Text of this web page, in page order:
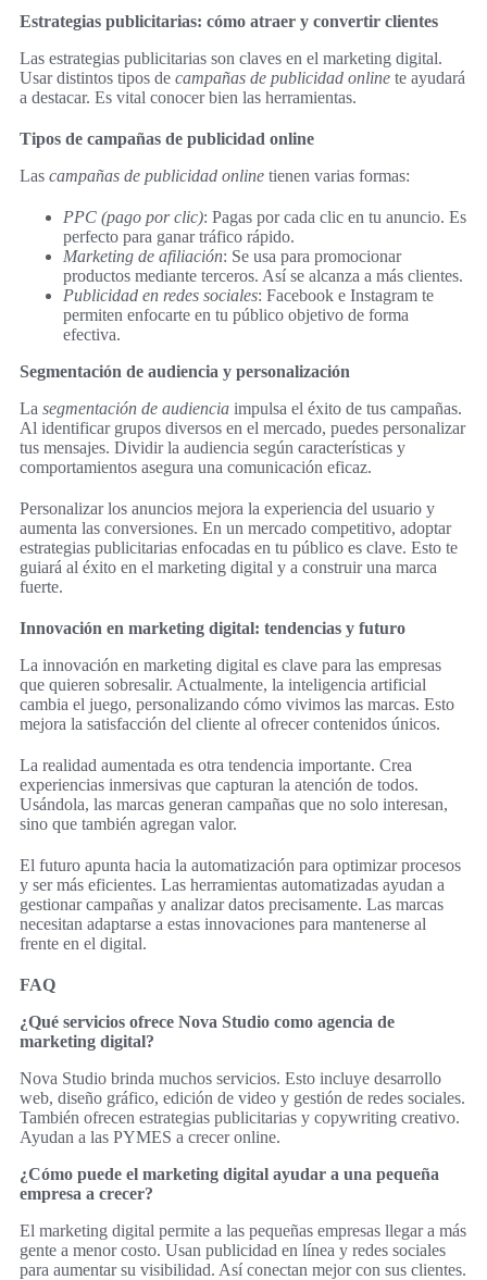
Estrategias publicitarias: cómo atraer y convertir clientes
Las estrategias publicitarias son claves en el marketing digital.
Usar distintos tipos de campañas de publicidad online te ayudará
a destacar. Es vital conocer bien las herramientas.
Tipos de campañas de publicidad online
Las campañas de publicidad online tienen varias formas:
PPC (pago por clic): Pagas por cada clic en tu anuncio. Es
perfecto para ganar tráfico rápido.
Marketing de afiliación: Se usa para promocionar
productos mediante terceros. Así se alcanza a más clientes.
Publicidad en redes sociales: Facebook e Instagram te
permiten enfocarte en tu público objetivo de forma
efectiva.
Segmentación de audiencia y personalización
La segmentación de audiencia impulsa el éxito de tus campañas.
Al identificar grupos diversos en el mercado, puedes personalizar
tus mensajes. Dividir la audiencia según características y
comportamientos asegura una comunicación eficaz.
Personalizar los anuncios mejora la experiencia del usuario y
aumenta las conversiones. En un mercado competitivo, adoptar
estrategias publicitarias enfocadas en tu público es clave. Esto te
guiará al éxito en el marketing digital y a construir una marca
fuerte.
Innovación en marketing digital: tendencias y futuro
La innovación en marketing digital es clave para las empresas
que quieren sobresalir. Actualmente, la inteligencia artificial
cambia el juego, personalizando cómo vivimos las marcas. Esto
mejora la satisfacción del cliente al ofrecer contenidos únicos.
La realidad aumentada es otra tendencia importante. Crea
experiencias inmersivas que capturan la atención de todos.
Usándola, las marcas generan campañas que no solo interesan,
sino que también agregan valor.
El futuro apunta hacia la automatización para optimizar procesos
y ser más eficientes. Las herramientas automatizadas ayudan a
gestionar campañas y analizar datos precisamente. Las marcas
necesitan adaptarse a estas innovaciones para mantenerse al
frente en el digital.
FAQ
¿Qué servicios ofrece Nova Studio como agencia de
marketing digital?
Nova Studio brinda muchos servicios. Esto incluye desarrollo
web, diseño gráfico, edición de video y gestión de redes sociales.
También ofrecen estrategias publicitarias y copywriting creativo.
Ayudan a las PYMES a crecer online.
¿Cómo puede el marketing digital ayudar a una pequeña
empresa a crecer?
El marketing digital permite a las pequeñas empresas llegar a más
gente a menor costo. Usan publicidad en línea y redes sociales
para aumentar su visibilidad. Así conectan mejor con sus clientes.